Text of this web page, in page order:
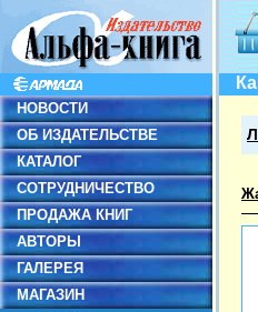
НОВОСТИ
ОБ ИЗДАТЕЛЬСТВЕ
КАТАЛОГ
СОТРУДНИЧЕСТВО
ПРОДАЖА КНИГ
АВТОРЫ
ГАЛЕРЕЯ
МАГАЗИН